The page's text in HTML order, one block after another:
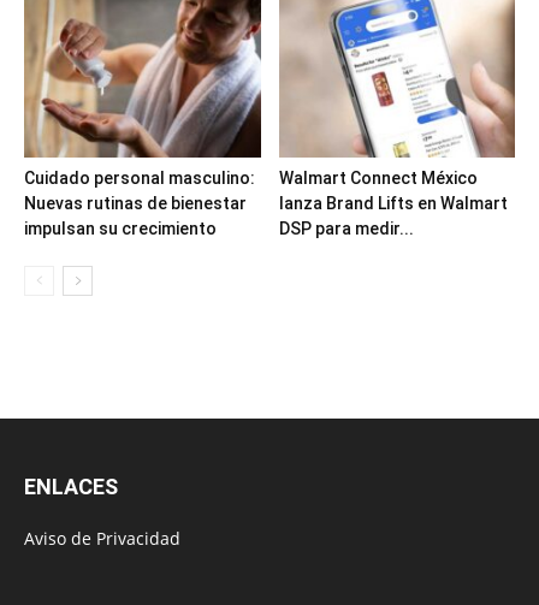
Cuidado personal masculino:
Nuevas rutinas de bienestar
impulsan su crecimiento
Walmart Connect México
lanza Brand Lifts en Walmart
DSP para medir...
ENLACES
Aviso de Privacidad